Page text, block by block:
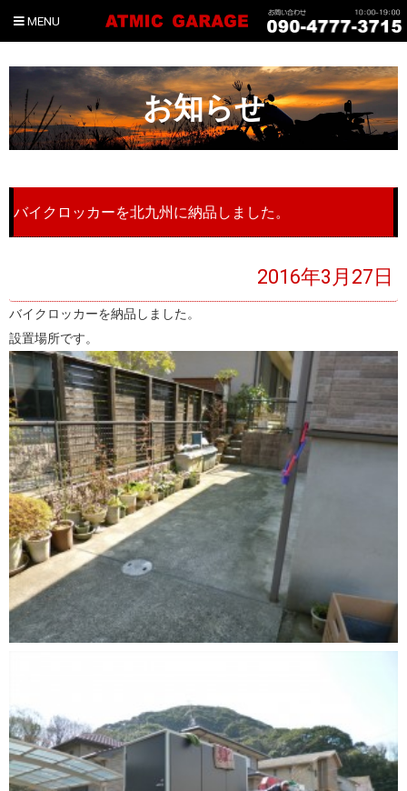
MENU
お知らせ
バイクロッカーを北九州に納品しました。
2016年3月27日
バイクロッカーを納品しました。
設置場所です。